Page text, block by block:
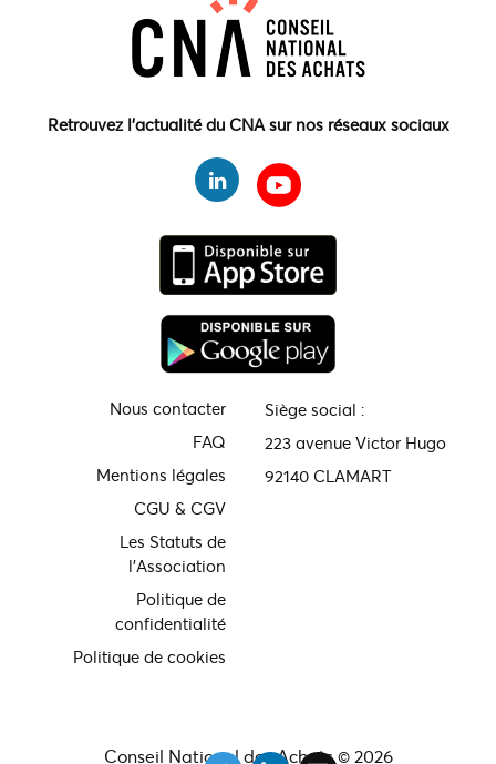
Retrouvez l'actualité du CNA sur nos réseaux sociaux
Nous contacter
FAQ
Mentions légales
CGU & CGV
Les Statuts de
l'Association
Politique de
confidentialité
Politique de cookies
Siège social :
223 avenue Victor Hugo
92140 CLAMART
Conseil National des Achats © 2026